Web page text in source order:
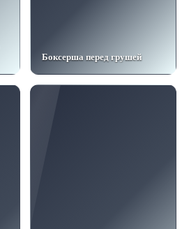
Боксерша перед грушей